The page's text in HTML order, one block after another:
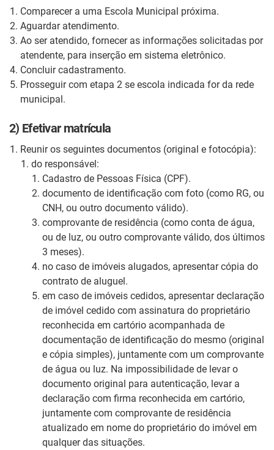
Comparecer a uma Escola Municipal próxima.
Aguardar atendimento.
Ao ser atendido, fornecer as informações solicitadas por
atendente, para inserção em sistema eletrônico.
Concluir cadastramento.
Prosseguir com etapa 2 se escola indicada for da rede
municipal.
2) Efetivar matrícula
Reunir os seguintes documentos (original e fotocópia):
do responsável:
Cadastro de Pessoas Física (CPF).
documento de identificação com foto (como RG, ou
CNH, ou outro documento válido).
comprovante de residência (como conta de água,
ou de luz, ou outro comprovante válido, dos últimos
3 meses).
no caso de imóveis alugados, apresentar cópia do
contrato de aluguel.
em caso de imóveis cedidos, apresentar declaração
de imóvel cedido com assinatura do proprietário
reconhecida em cartório acompanhada de
documentação de identificação do mesmo (original
e cópia simples), juntamente com um comprovante
de água ou luz. Na impossibilidade de levar o
documento original para autenticação, levar a
declaração com firma reconhecida em cartório,
juntamente com comprovante de residência
atualizado em nome do proprietário do imóvel em
qualquer das situações.